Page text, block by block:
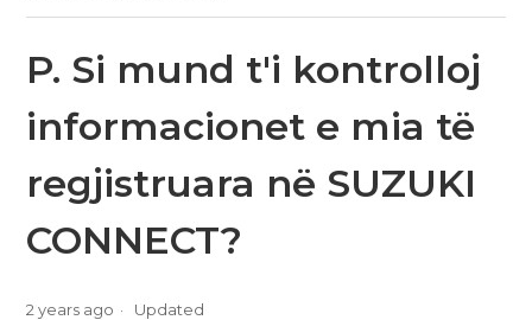
P. Si mund t'i kontrolloj
informacionet e mia të
regjistruara në SUZUKI
CONNECT?
2 years ago Updated